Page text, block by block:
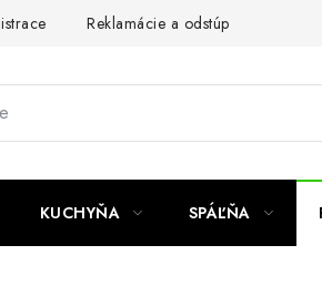
Reklamácie a odstúpenie od
KUCHYŇA SPÁĽŇA